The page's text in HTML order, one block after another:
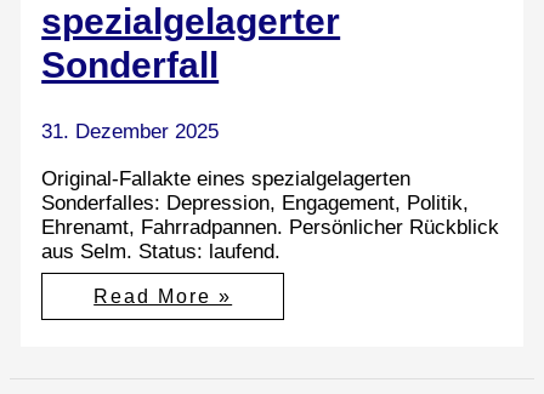
spezialgelagerter
Sonderfall
31. Dezember 2025
Original-Fallakte eines spezialgelagerten
Sonderfalles: Depression, Engagement, Politik,
Ehrenamt, Fahrradpannen. Persönlicher Rückblick
aus Selm. Status: laufend.
Fallakte
2024/25:
Read More »